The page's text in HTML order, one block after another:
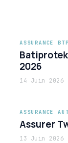
ASSURANCE
Batiprotek
2026
14 Juin 2026
ASSURANCE
Assurer
13 Juin 2026